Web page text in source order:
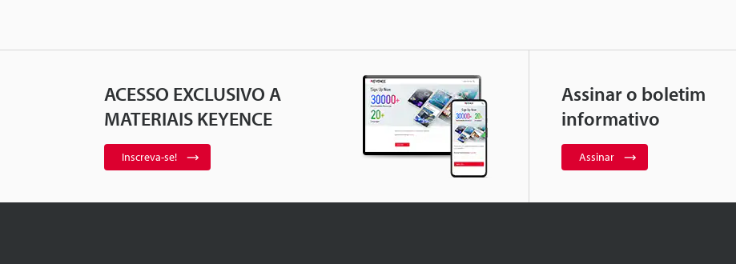
ACESSO EXCLUSIVO A
MATERIAIS KEYENCE
Inscreva-se!
Assinar o boletim
informativo
Assinar